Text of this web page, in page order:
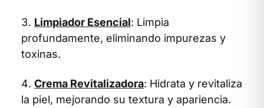
Limpiador Esencial: Limpia
profundamente, eliminando impurezas y
toxinas.
Crema Revitalizadora: Hidrata y revitaliza
la piel, mejorando su textura y apariencia.